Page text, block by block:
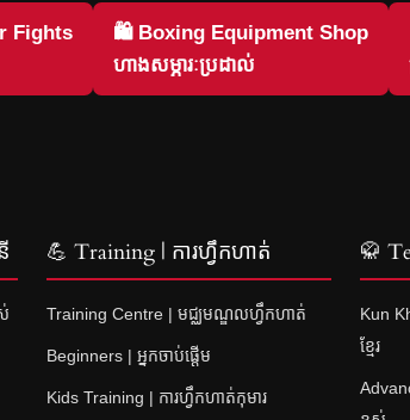
Fights
🛍 Boxing Equipment Shop
ហាងសម្ភារៈប្រដាល់
💪 Training | ការហ្វឹកហាត់
Training Centre | មជ្ឈមណ្ឌលហ្វឹកហាត់
Beginners | អ្នកចាប់ផ្តើម
Kids Training | ការហ្វឹកហាត់កុមារ
🥋
Kun
ខ្មែរ